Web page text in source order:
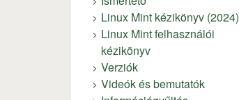
Linux Mint kézikönyv (2024)
Linux Mint felhasználói
kézikönyv
Verziók
Videók és bemutatók